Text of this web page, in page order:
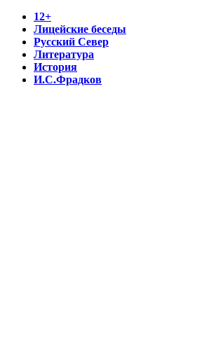
12+
Лицейские беседы
Русский Север
Литература
История
И.С.Фрадков